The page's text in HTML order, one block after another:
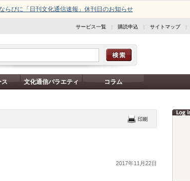
らびに「日刊文化通信速報」休刊日のお知らせ
サービス一覧 | 購読申込 | サイトマップ|
ス 文化通信バラエティ コラム
2017年11月22日